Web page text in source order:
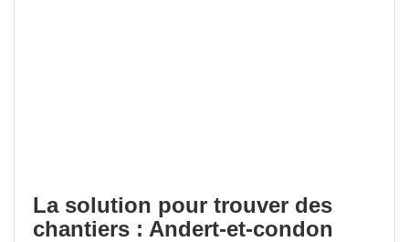
La solution pour trouver des
chantiers : Andert-et-condon